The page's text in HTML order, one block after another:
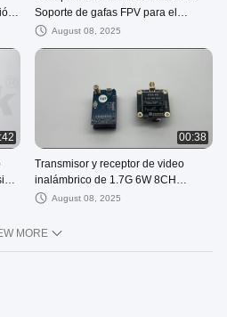
Soporte de gafas FPV para el
módulo de receptor analógico FPV
August 08, 2025
00:38
Transmisor y receptor de video
inalámbrico de 1.7G 6W 8CH
Soporte IRC Tramp 1.7G VTX VRX
August 08, 2025
MORE